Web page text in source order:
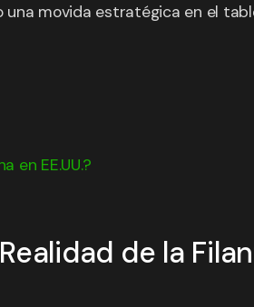
movida estratégica en el
en EE.UU.?
de la